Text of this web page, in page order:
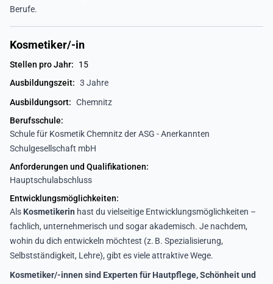
Berufe.
Kosmetiker/-in
Stellen pro Jahr:
15
Ausbildungszeit: 3 Jahre
Ausbildungsort: Chemnitz
Berufsschule:
Schule für Kosmetik Chemnitz der ASG - Anerkannten
Schulgesellschaft mbH
Anforderungen und Qualifikationen:
Hauptschulabschluss
Entwicklungsmöglichkeiten:
Als Kosmetikerin hast du vielseitige Entwicklungsmöglichkeiten –
fachlich, unternehmerisch und sogar akademisch. Je nachdem,
wohin du dich entwickeln möchtest (z. B. Spezialisierung,
Selbstständigkeit, Lehre), gibt es viele attraktive Wege.
Kosmetiker/-innen sind Experten für Hautpflege, Schönheit und